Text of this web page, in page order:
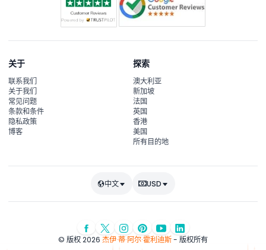
关于
联系我们
关于我们
常见问题
条款和条件
隐私政策
博客
探索
澳大利亚
新加坡
法国
英国
香港
美国
所有目的地
中文 USD
© 版权 2026 杰伊·蒂·阿尔·霍利迪斯- 版权所有